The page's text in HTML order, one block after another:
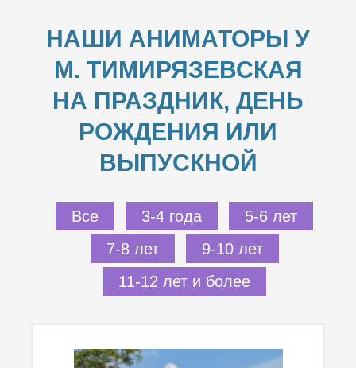
НАШИ АНИМАТОРЫ У
М. ТИМИРЯЗЕВСКАЯ
НА ПРАЗДНИК, ДЕНЬ
РОЖДЕНИЯ ИЛИ
ВЫПУСКНОЙ
Все 3-4 года
5-6 лет
7-8 лет
9-10 лет
11-12 лет и более